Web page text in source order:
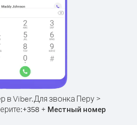
в Viber.Для звонка Перу >
+358 + Местный номер